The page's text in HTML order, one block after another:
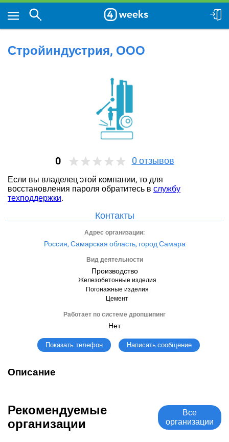
Стройиндустрия, ООО
0 0 отзывов
Если вы владелец этой компании, то для
восстановления пароля обратитесь в службу
техподдержки.
Контакты
Адрес организации:
Россия, Самарская область, город Самара
Вид деятельности
Производство
Железобетонные изделия
Погонажные изделия
Цемент
Работает по системе дропшипинг
Нет
Показать телефон Написать сообщение
Описание
Рекомендуемые
организации
Все
организации